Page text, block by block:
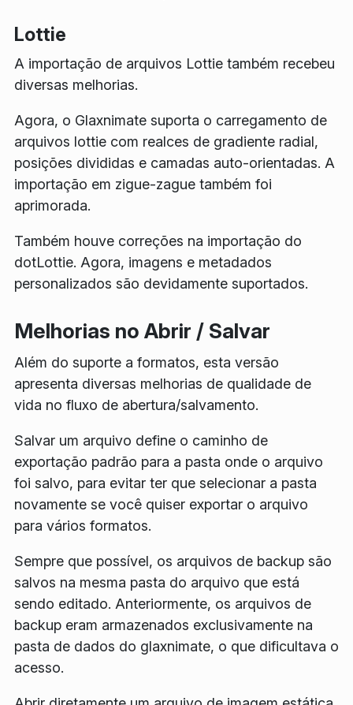
Lottie
A importação de arquivos Lottie também recebeu
diversas melhorias.
Agora, o Glaxnimate suporta o carregamento de
arquivos lottie com realces de gradiente radial,
posições divididas e camadas auto-orientadas. A
importação em zigue-zague também foi
aprimorada.
Também houve correções na importação do
dotLottie. Agora, imagens e metadados
personalizados são devidamente suportados.
Melhorias no Abrir / Salvar
Além do suporte a formatos, esta versão
apresenta diversas melhorias de qualidade de
vida no fluxo de abertura/salvamento.
Salvar um arquivo define o caminho de
exportação padrão para a pasta onde o arquivo
foi salvo, para evitar ter que selecionar a pasta
novamente se você quiser exportar o arquivo
para vários formatos.
Sempre que possível, os arquivos de backup são
salvos na mesma pasta do arquivo que está
sendo editado. Anteriormente, os arquivos de
backup eram armazenados exclusivamente na
pasta de dados do glaxnimate, o que dificultava o
acesso.